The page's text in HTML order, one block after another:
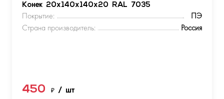
Конек 20х140х140х20 RAL 7035
Покрытие:
ПЭ
Страна производитель:
Россия
450 ₽ / шт